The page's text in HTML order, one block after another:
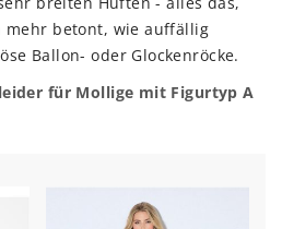
mehr betont, wie auffällig
Ballon- oder Glockenröcke.
für Mollige mit Figurtyp A